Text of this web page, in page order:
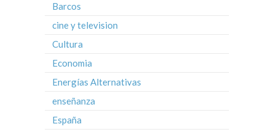
Barcos
cine y television
Cultura
Economia
Energías Alternativas
enseñanza
España